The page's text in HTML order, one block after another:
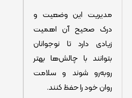
مدیریت این وضعیت و
درک صحیح آن اهمیت
زیادی دارد تا نوجوانان
بتوانند با چالش‌ها بهتر
روبه‌رو شوند و سلامت
روان خود را حفظ کنند.